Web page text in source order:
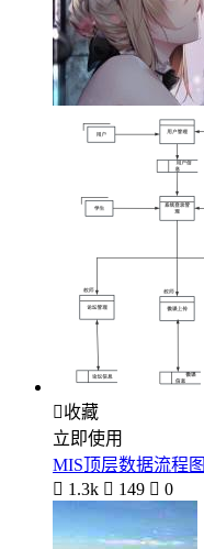
收藏
立即使用
MIS顶层数据流程图
 1.3k  149  0